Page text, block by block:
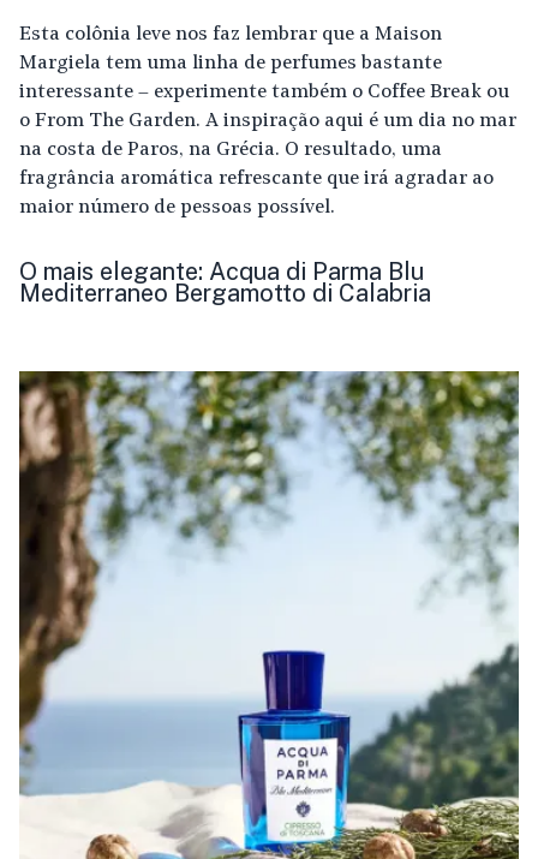
Esta colônia leve nos faz lembrar que a Maison
Margiela tem uma linha de perfumes bastante
interessante – experimente também o Coffee Break ou
o From The Garden. A inspiração aqui é um dia no mar
na costa de Paros, na Grécia. O resultado, uma
fragrância aromática refrescante que irá agradar ao
maior número de pessoas possível.
O mais elegante: Acqua di Parma Blu
Mediterraneo Bergamotto di Calabria